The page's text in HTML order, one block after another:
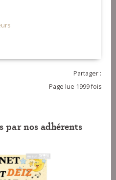
Partager :
Page lue 1999 fois
par nos adhérents